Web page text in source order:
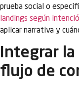
prueba social o
landings según
aplicar narrativa y
Integrar
flujo de